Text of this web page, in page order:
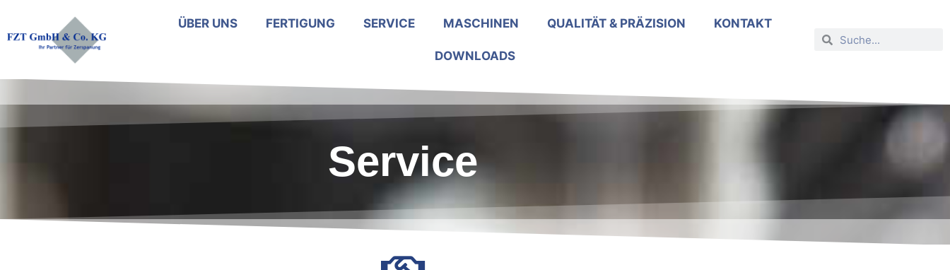
ÜBER UNS FERTIGUNG SERVICE MASCHINEN QUALITÄT & PRÄZISION KONTAKT
DOWNLOADS
Service